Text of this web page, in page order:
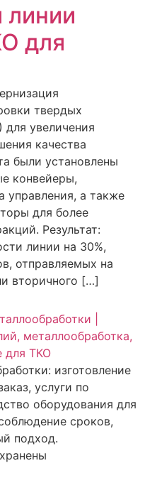
для
твердых
увеличения
качества
были установлены
конвейеры,
управления, а также
для более
Результат:
линии на 30%,
отправляемых на
вторичного […]
изготовление
услуги по
оборудования для
сроков,
подход.